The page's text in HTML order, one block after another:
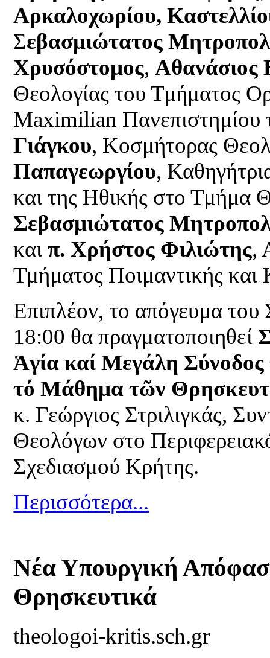
Αρκαλοχωρίου,
Σεβασμιώτατος
Χρυσόστομος,Αθανάσιος
Θεολογίας του Τμήματος
Maximilian
Γιάγκου, Κοσμήτορας
Παπαγεωργίου,
και της Ηθικής στο Τμήμα
Σεβασμιώτατος
καιπ. Χρήστος Φιλιώτης,
Τμήματος Ποιμαντικής
Επιπλέον, το απόγευμα
18:00 θα πραγματοποιηθεί
Ἁγία καί Μεγάλη
τό Μάθημα τῶν
κ. Γεώργιος Στριλιγκάς,
Θεολόγων στο
Σχεδιασμού Κρήτης.
Περισσότερα...
Νέα Υπουργική
Θρησκευτικά
theologoi-kritis.sch.gr